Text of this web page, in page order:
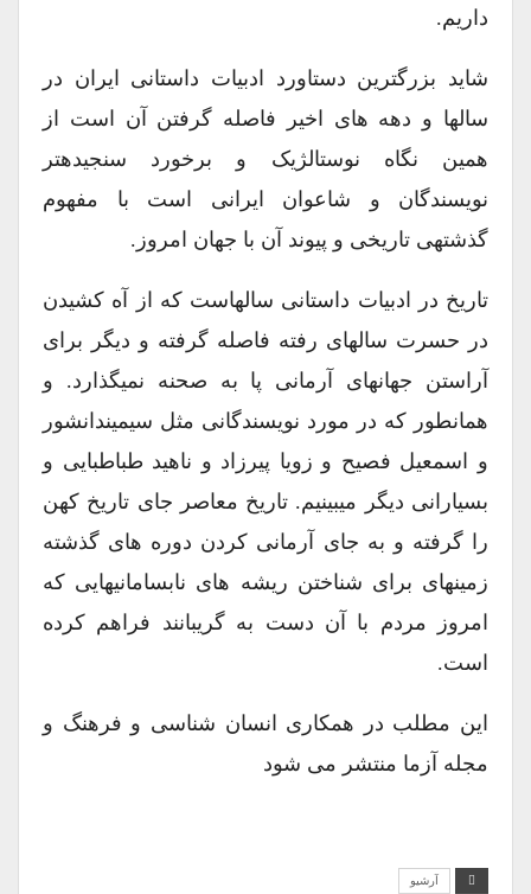
داریم.
شاید بزرگترین دستاورد ادبیات داستانی ایران در
سالها و دهه های اخیر فاصله گرفتن آن است از
همین نگاه نوستالژیک و برخورد سنجیدهتر
نویسندگان و شاعوان ایرانی است با مفهوم
گذشتهی تاریخی و پیوند آن با جهان امروز.
تاریخ در ادبیات داستانی سالهاست که از آه کشیدن
در حسرت سالهای رفته فاصله گرفته و دیگر برای
آراستن جهانهای آرمانی پا به صحنه نمیگذارد. و
همانطور که در مورد نویسندگانی مثل سیمیندانشور
و اسمعیل فصیح و زویا پیرزاد و ناهید طباطبایی و
بسیارانی دیگر میبینیم. تاریخ معاصر جای تاریخ کهن
را گرفته و به جای آرمانی کردن دوره های گذشته
زمینهای برای شناختن ریشه های نابسامانیهایی که
امروز مردم با آن دست به گریبانند فراهم کرده
است.
این مطلب در همکاری انسان شناسی و فرهنگ و
مجله آزما منتشر می شود
آرشیو